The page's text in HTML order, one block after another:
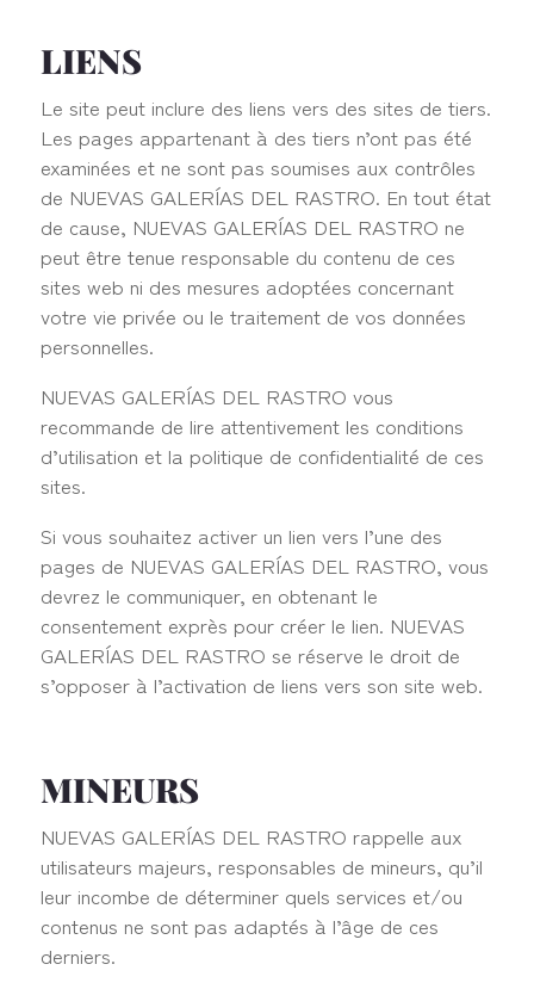
LIENS
Le site peut inclure des liens vers des sites de tiers.
Les pages appartenant à des tiers n’ont pas été
examinées et ne sont pas soumises aux contrôles
de NUEVAS GALERÍAS DEL RASTRO. En tout état
de cause, NUEVAS GALERÍAS DEL RASTRO ne
peut être tenue responsable du contenu de ces
sites web ni des mesures adoptées concernant
votre vie privée ou le traitement de vos données
personnelles.
NUEVAS GALERÍAS DEL RASTRO vous
recommande de lire attentivement les conditions
d’utilisation et la politique de confidentialité de ces
sites.
Si vous souhaitez activer un lien vers l’une des
pages de NUEVAS GALERÍAS DEL RASTRO, vous
devrez le communiquer, en obtenant le
consentement exprès pour créer le lien. NUEVAS
GALERÍAS DEL RASTRO se réserve le droit de
s’opposer à l’activation de liens vers son site web.
MINEURS
NUEVAS GALERÍAS DEL RASTRO rappelle aux
utilisateurs majeurs, responsables de mineurs, qu’il
leur incombe de déterminer quels services et/ou
contenus ne sont pas adaptés à l’âge de ces
derniers.